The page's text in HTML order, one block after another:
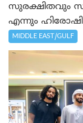
സുരക്ഷിതവും
എന്നും
MIDDLE EAST/GULF